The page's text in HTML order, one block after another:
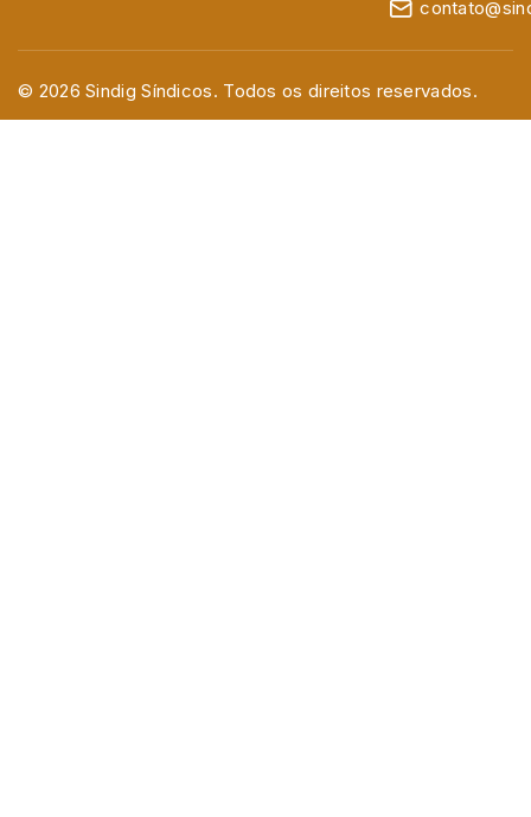
© 2026 Sindig Síndicos. Todos os direitos reservados.